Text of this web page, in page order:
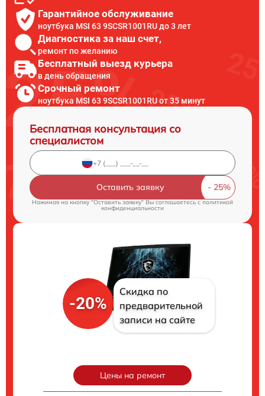
Гарантийное обслуживание
ноутбука MSI 63 9SCSR1001RU до 3 лет
Диагностика за наш счет,
ремонт по желанию
Бесплатный выезд курьера
в день обращения
Срочный ремонт
ноутбука MSI 63 9SCSR1001RU от 35 минут
Бесплатная консультация со
специалистом
Оставить заявку
Нажимая на кнопку "Оставить заявку" Вы соглашаетесь cполитикой
конфиденциальности
-20%
Скидка по
предварительной
записи на сайте
Цены на ремонт